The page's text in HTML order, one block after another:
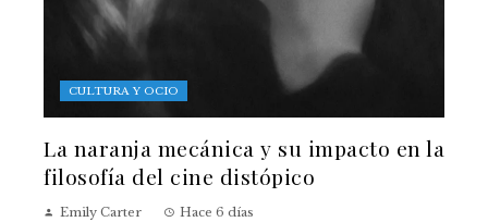
CULTURA Y OCIO
La naranja mecánica y su impacto en la
filosofía del cine distópico
Emily Carter Hace 6 días